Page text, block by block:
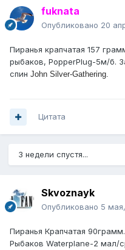
fuknata
Опубликовано 20
Пиранья крапчатая 157
рыбаков, PopperPlug-5м/б.
спин John Silver-Gathering.
Цитата
3 недели спустя...
Skvoznayk
Опубликовано 5
Пиранья Крапчатая
Рыбаков Waterplane-2 мал/